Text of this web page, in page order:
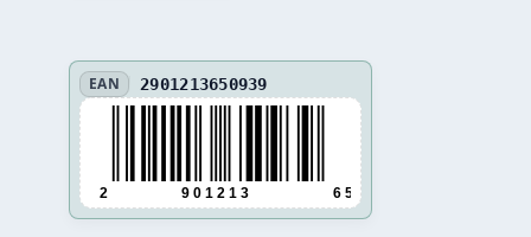
EAN 2901213650939
2 9 0 1 2 1 3 6 5 0 9 3 9